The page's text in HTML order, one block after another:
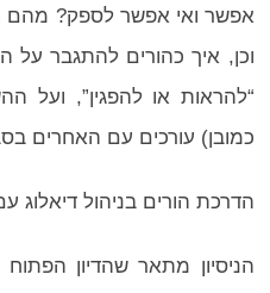
אפשר ואי אפשר לספק? מהם
וכן, איך כהורים להתגבר על
“להראות או להפגין”, ועל
כמובן) עורכים עם האחרים
הדרכת הורים בניהול דיאלוג
הניסיון מתאר שהדיון